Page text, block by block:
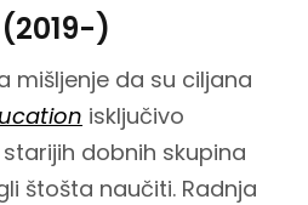
(2019-)
mišljenje da su ciljana
isključivo
dobnih skupina
štošta naučiti. Radnja